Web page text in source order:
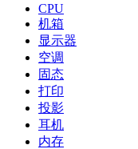
CPU
机箱
显示器
空调
固态
打印
投影
耳机
内存